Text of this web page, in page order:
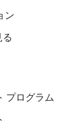
ン
プログラム